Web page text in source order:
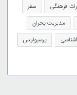
فرهنگی
سفر
مدیریت بحران
پرسپولیس